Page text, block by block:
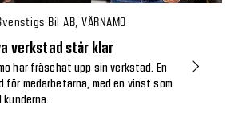
Bil AB, VÄRNAMO
verkstad står klar
har fräschat upp sin verkstad. En
för medarbetarna, med en vinst som